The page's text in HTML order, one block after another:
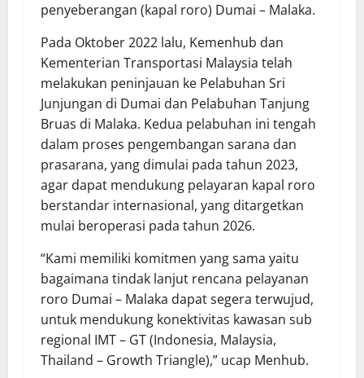
penyeberangan (kapal roro) Dumai – Malaka.
Pada Oktober 2022 lalu, Kemenhub dan
Kementerian Transportasi Malaysia telah
melakukan peninjauan ke Pelabuhan Sri
Junjungan di Dumai dan Pelabuhan Tanjung
Bruas di Malaka. Kedua pelabuhan ini tengah
dalam proses pengembangan sarana dan
prasarana, yang dimulai pada tahun 2023,
agar dapat mendukung pelayaran kapal roro
berstandar internasional, yang ditargetkan
mulai beroperasi pada tahun 2026.
“Kami memiliki komitmen yang sama yaitu
bagaimana tindak lanjut rencana pelayanan
roro Dumai – Malaka dapat segera terwujud,
untuk mendukung konektivitas kawasan sub
regional IMT – GT (Indonesia, Malaysia,
Thailand – Growth Triangle),” ucap Menhub.